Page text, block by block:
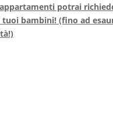
potrai
tuoi bambini! (fino ad